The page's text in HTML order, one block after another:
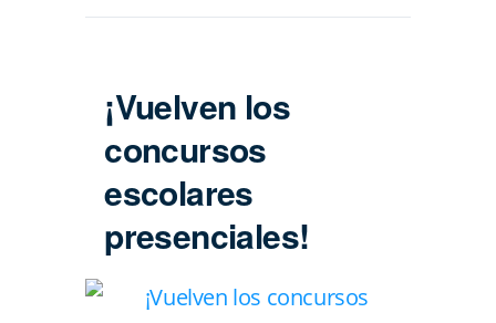
¡Vuelven los
concursos
escolares
presenciales!